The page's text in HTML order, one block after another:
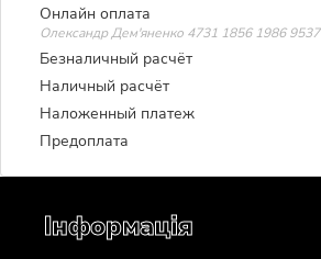
Онлайн оплата
Олександр Дем'яненко 4731 1856 1986 9537
Безналичный расчёт
Наличный расчёт
Наложенный платеж
Предоплата
Інформація